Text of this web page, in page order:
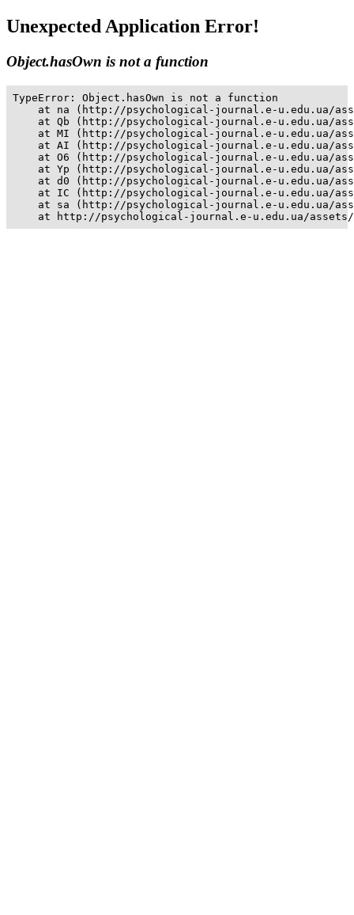
Unexpected Application Error!
Object.hasOwn is not a function
TypeError: Object.hasOwn is not a function
at na (http://psychological-journal.e-u.edu.ua/
at Qb (http://psychological-journal.e-u.edu.ua/
at MI (http://psychological-journal.e-u.edu.ua/
at AI (http://psychological-journal.e-u.edu.ua/
at O6 (http://psychological-journal.e-u.edu.ua/
at Yp (http://psychological-journal.e-u.edu.ua/
at d0 (http://psychological-journal.e-u.edu.ua/
at IC (http://psychological-journal.e-u.edu.ua/
at sa (http://psychological-journal.e-u.edu.ua/
at http://psychological-journal.e-u.edu.ua/